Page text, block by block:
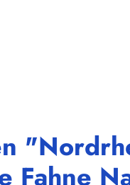
Fahne